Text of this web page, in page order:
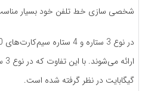
شخصی سازی خط تلفن خود بسیار
گیگابایت در نظر گرفته شده است.